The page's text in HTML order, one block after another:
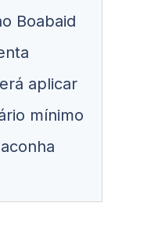
Boabaid
aplicar
mínimo